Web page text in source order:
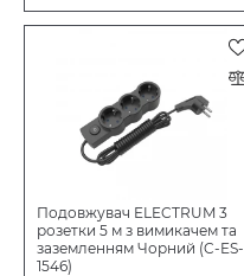
Подовжувач ELECTRUM 3
розетки 5 м з вимикачем та
заземленням Чорний (C-ES-
1546)